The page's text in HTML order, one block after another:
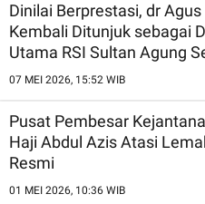
Dinilai Berprestasi, dr
Kembali Ditunjuk sebagai
Utama RSI Sultan Agung
07 MEI 2026, 15:52 WIB
Pusat Pembesar
Haji Abdul Azis Atasi
Resmi
01 MEI 2026, 10:36 WIB